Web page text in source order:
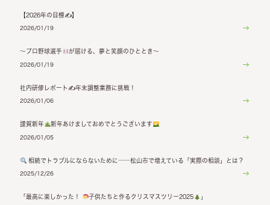
【2026年の目標✍】
2026/01/19
〜プロ野球選手 が届ける、夢と笑顔のひととき〜
2026/01/19
社内研修レポート✍年末調整業務に挑戦！
2026/01/06
謹賀新年 新年あけましておめでとうございます
2026/01/05
相続でトラブルにならないために──松山市で増えている「実際の相談」とは？
2025/12/26
「最高に楽しかった！ 子供たちと作るクリスマスツリー2025 」